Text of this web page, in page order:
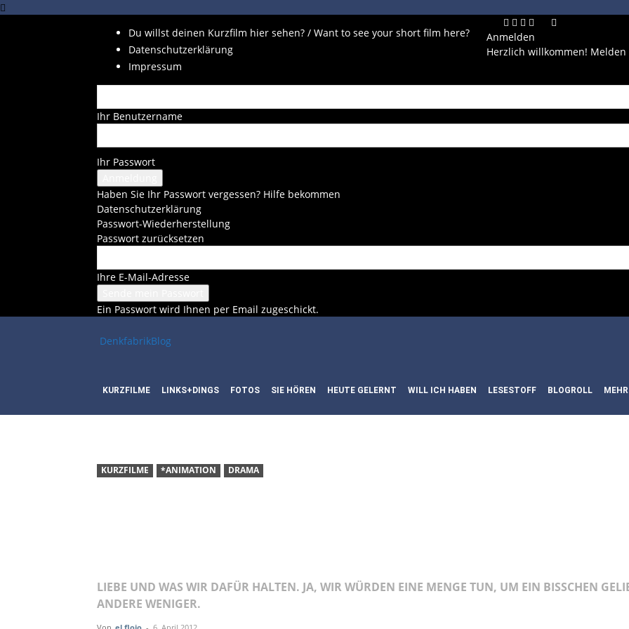
Du willst deinen Kurzfilm hier sehen? / Want to see your short film here?
Datenschutzerklärung
Impressum
Anmelden
Herzlich willkommen! Melden
Ihr Benutzername
Ihr Passwort
Haben Sie Ihr Passwort vergessen? Hilfe bekommen
Datenschutzerklärung
Passwort-Wiederherstellung
Passwort zurücksetzen
Ihre E-Mail-Adresse
Ein Passwort wird Ihnen per Email zugeschickt.
DenkfabrikBlog
KURZFILME LINKS+DINGS FOTOS SIE HÖREN HEUTE GELERNT WILL ICH HABEN LESESTOFF BLOGROLL
KURZFILME *ANIMATION DRAMA
LIEBE UND WAS WIR DAFÜR HALTEN. JA, WIR WÜRDEN EINE MENGE TUN, UM EIN BISSCHEN
ANDERE WENIGER.